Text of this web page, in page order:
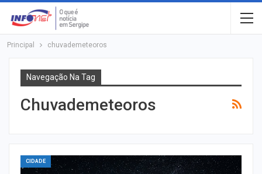
Principal chuvademeteoros
Navegação Na Tag
Chuvademeteoros
CIDADE